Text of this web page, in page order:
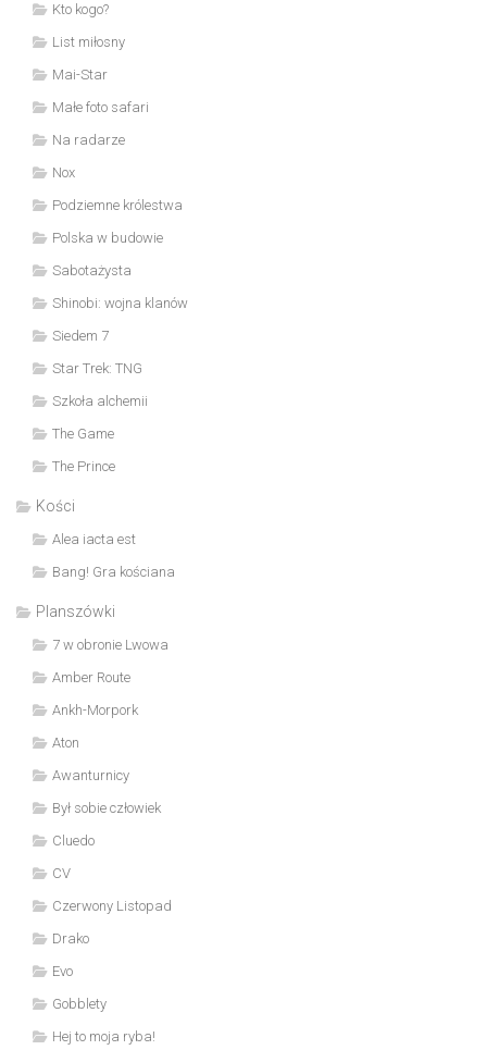
Kto kogo?
List miłosny
Mai-Star
Małe foto safari
Na radarze
Nox
Podziemne królestwa
Polska w budowie
Sabotażysta
Shinobi: wojna klanów
Siedem 7
Star Trek: TNG
Szkoła alchemii
The Game
The Prince
Kości
Alea iacta est
Bang! Gra kościana
Planszówki
7 w obronie Lwowa
Amber Route
Ankh-Morpork
Aton
Awanturnicy
Był sobie człowiek
Cluedo
CV
Czerwony Listopad
Drako
Evo
Gobblety
Hej to moja ryba!